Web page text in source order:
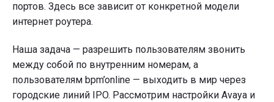
портов. Здесь все зависит от конкретной модели
интернет роутера.
Наша задача — разрешить пользователям звонить
между собой по внутренним номерам, а
пользователям bpm’online — выходить в мир через
городские линий IPO. Рассмотрим настройки Avaya и